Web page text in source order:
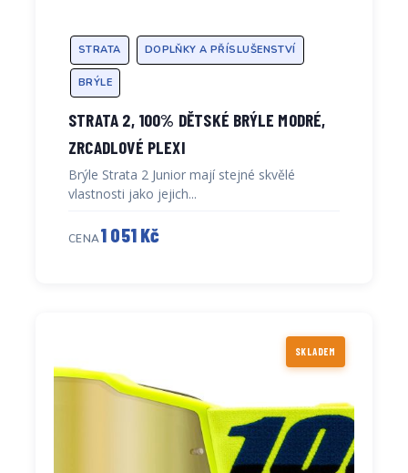
STRATA DOPLŇKY A PŘÍSLUŠENSTVÍ
BRÝLE
STRATA 2, 100% DĚTSKÉ BRÝLE MODRÉ,
ZRCADLOVÉ PLEXI
Brýle Strata 2 Junior mají stejné skvělé
vlastnosti jako jejich...
CENA1 051 Kč
SKLADEM